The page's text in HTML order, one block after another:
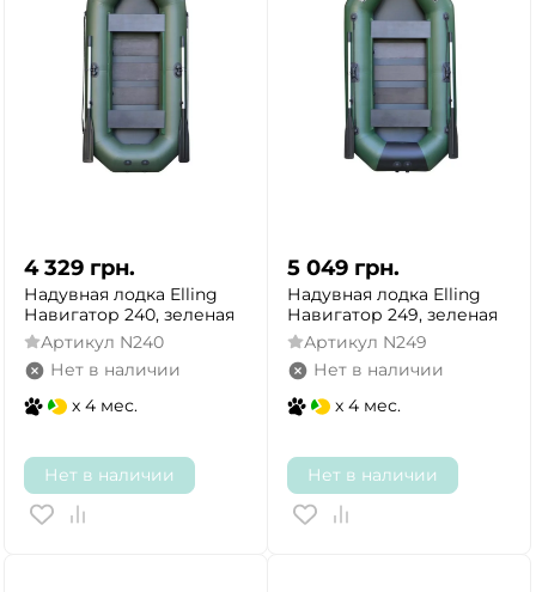
4 329 грн.
Надувная лодка Elling
Навигатор 240, зеленая
Артикул N240
Нет в наличии
x 4 мес.
Нет в наличии
5 049 грн.
Надувная лодка Elling
Навигатор 249, зеленая
Артикул N249
Нет в наличии
x 4 мес.
Нет в наличии